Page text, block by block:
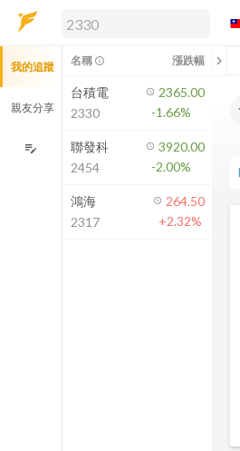
解鎖即時行情及進階功能
方案」，即可解鎖以下功能：
即時行情
即時市況與排行
成交金額熱力圖
前往方案訂閱
如何綁定合作券商
我的追蹤
親友分享
edit_note
名稱 info_outline 漲跌幅 chevron_left
台積電
2330
2365.00
-1.66%
聯發科
2454
3920.00
-2.00%
鴻海
2317
264.50
+2.32%